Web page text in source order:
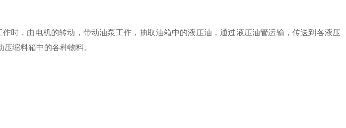
，由电机的转动，带动油泵工作，抽取油箱中的液压油，通过液压油管运输，传送到各液压
缩料箱中的各种物料。